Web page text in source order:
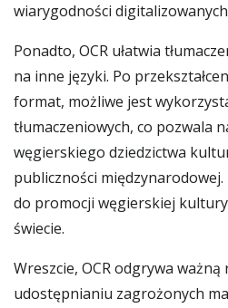
wiarygodności
Ponadto, OCR ułatwia
na inne języki. Po
format, możliwe jest
tłumaczeniowych, co pozwala
węgierskiego dziedzictwa
publiczności
do promocji węgierskiej
świecie.
Wreszcie, OCR odgrywa
udostępnianiu zagrożonych